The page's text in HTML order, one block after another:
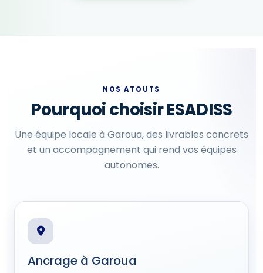
NOS ATOUTS
Pourquoi choisir ESADISS
Une équipe locale à Garoua, des livrables concrets
et un accompagnement qui rend vos équipes
autonomes.
Ancrage à Garoua